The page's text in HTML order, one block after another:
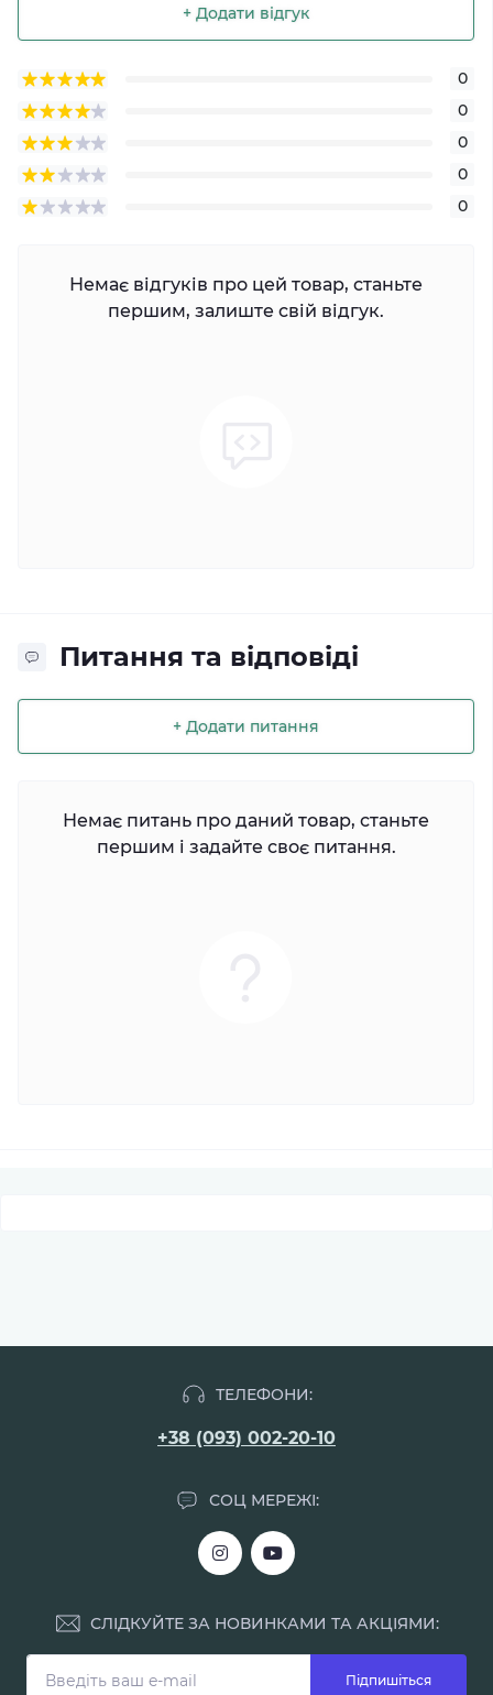
+ Додати відгук
0
0
0
0
0
Немає відгуків про цей товар, станьте
першим, залиште свій відгук.
Питання та відповіді
+ Додати питання
Немає питань про даний товар, станьте
першим і задайте своє питання.
ТЕЛЕФОНИ:
+38 (093) 002-20-10
СОЦ МЕРЕЖІ:
СЛІДКУЙТЕ ЗА НОВИНКАМИ ТА АКЦІЯМИ:
Підпишіться